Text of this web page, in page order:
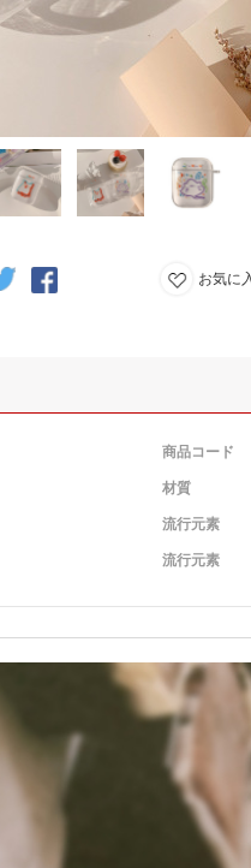
お気に
商品コード
材質
流行元素
流行元素